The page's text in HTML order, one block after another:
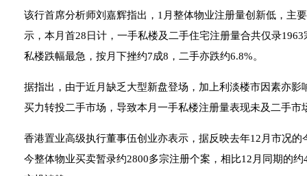
该行首席分析师刘嘉辉指出，1月整体物业注册量创新低，主
示，本月首28日计，一手私楼及二手住宅注册量合共仅录
私楼跌幅最急，按月下挫约7成8，二手亦跌约6.8%。
据指出，由于近月缺乏大型新盘登场，加上利淡楼市因素亦
买力转投二手市场，导致本月一手私楼注册量表现未及二手市
香港置业高级执行董事伍创业亦表示，据反映去年12月市况
今整体物业买卖暂录约2800多宗注册个案，相比12月同期的